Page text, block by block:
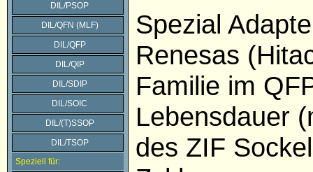
DIL/PSOP
DIL/QFN (MLF)
DIL/QFP
DIL/QIP
DIL/SDIP
DIL/SOIC
DIL/(T)SSOP
DIL/TSOP
Speziell für:
Spezial
Renesas
Familie im
Lebensdauer
des ZIF